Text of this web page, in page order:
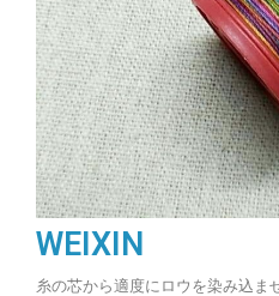
WEIXIN
糸の芯から適度にロウを染み込ま